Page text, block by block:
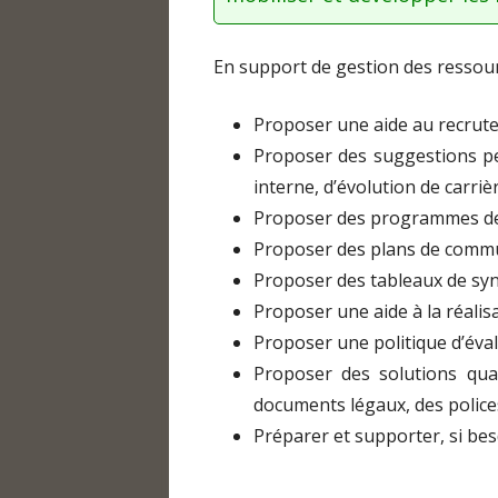
TRAVAIL
GESTION DES
GESTION
DOCUMENTS SOCIAUX
MÉDIATION –
CONFLITS
En support de gestion des
Proposer une aide au
Proposer des suggestions
interne, d’évolution de
Proposer des programmes
Proposer des plans de
Proposer des tableaux de
Proposer une aide à la
Proposer une politique
Proposer des solutions
documents légaux, des
Préparer et supporter, si